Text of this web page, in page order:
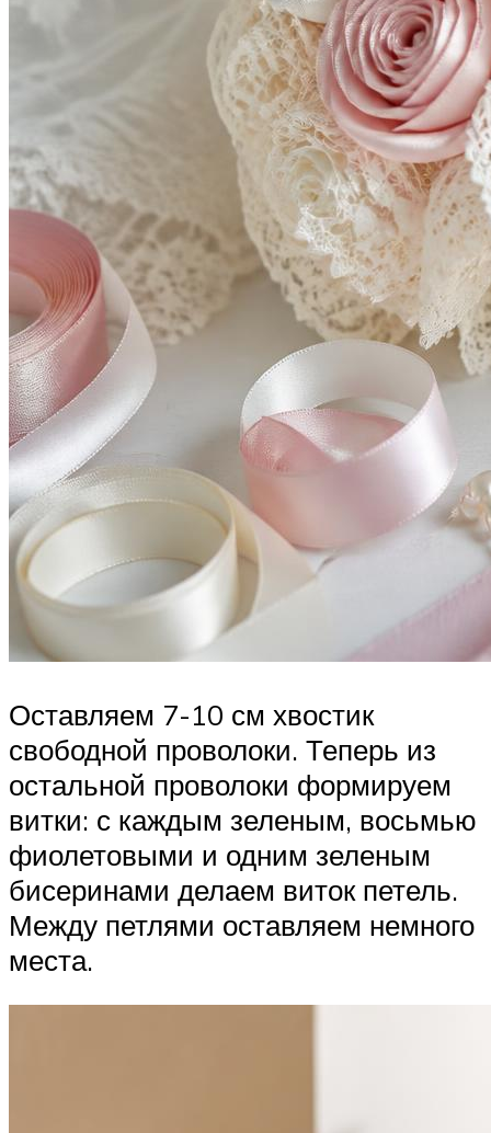
Оставляем 7-10 см хвостик
свободной проволоки. Теперь из
остальной проволоки формируем
витки: с каждым зеленым, восьмью
фиолетовыми и одним зеленым
бисеринами делаем виток петель.
Между петлями оставляем немного
места.